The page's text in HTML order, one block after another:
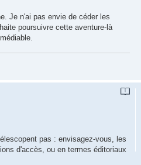
Je n'ai pas envie de céder les
poursuivre cette aventure-là
pas : envisagez-vous, les
d'accès, ou en termes éditoriaux